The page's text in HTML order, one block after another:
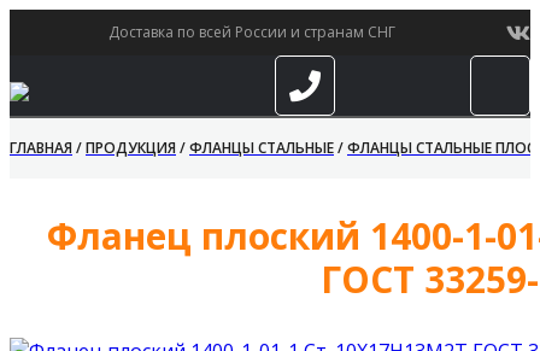
Доставка по всей России и странам СНГ
ГЛАВНАЯ/ПРОДУКЦИЯ/ФЛАНЦЫ СТАЛЬНЫЕ/ФЛАНЦЫ СТАЛЬНЫЕ
Фланец плоский 1400-1-
ГОСТ